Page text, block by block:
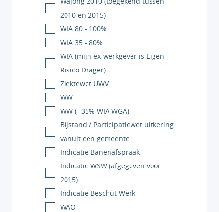
2010 en 2015)
WIA 80 - 100%
WIA 35 - 80%
WIA (mijn ex-werkgever is Eigen
Risico Drager)
Ziektewet UWV
WW
WW (- 35% WIA WGA)
Bijstand / Participatiewet uitkering
vanuit een gemeente
Indicatie Banenafspraak
Indicatie WSW (afgegeven voor
2015)
Indicatie Beschut Werk
WAO